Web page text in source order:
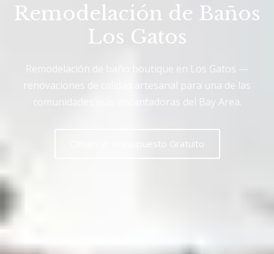
Remodelación de Baños
Los Gatos
Remodelación de baño boutique en Los Gatos —
renovaciones de calidad artesanal para una de las
comunidades más encantadoras del Bay Area.
Obtén un Presupuesto Gratuito